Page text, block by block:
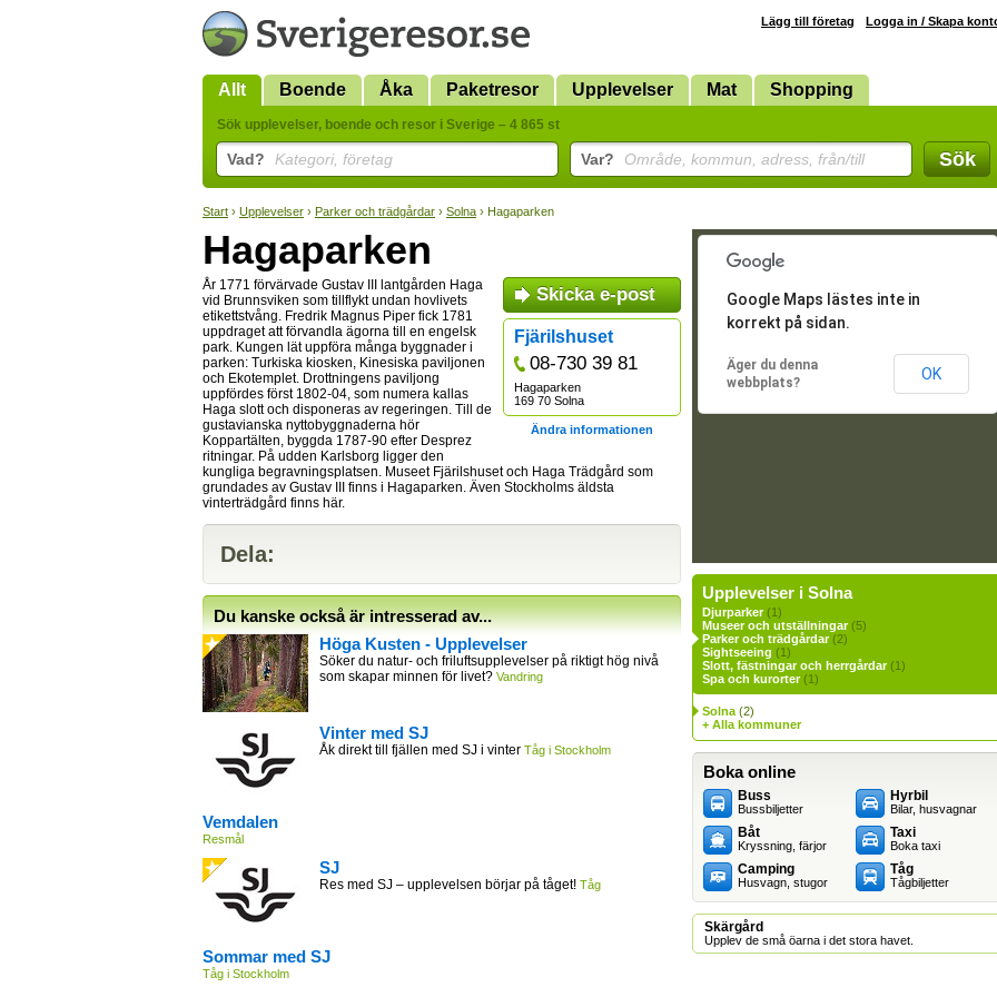
Lägg till företag Logga in / Skapa
Allt Boende Åka Paketresor Upplevelser Mat Shopping
Sök upplevelser, boende och resor i Sverige – 4 865 st
Vad? Kategori, företag Var? Område, kommun, adress, från/till Sök
Start › Upplevelser › Parker och trädgårdar › Solna › Hagaparken
Hagaparken
Skicka e-post
Fjärilshuset
08-730 39 81
Hagaparken
169 70 Solna
Ändra informationen
År 1771 förvärvade Gustav III lantgården Haga
vid Brunnsviken som tillflykt undan hovlivets
etikettstvång. Fredrik Magnus Piper fick 1781
uppdraget att förvandla ägorna till en engelsk
park. Kungen lät uppföra många byggnader i
parken: Turkiska kiosken, Kinesiska paviljonen
och Ekotemplet. Drottningens paviljong
uppfördes först 1802-04, som numera kallas
Haga slott och disponeras av regeringen. Till de
gustavianska nyttobyggnaderna hör
Koppartälten, byggda 1787-90 efter Desprez
ritningar. På udden Karlsborg ligger den
kungliga begravningsplatsen. Museet Fjärilshuset och Haga Trädgård som
grundades av Gustav III finns i Hagaparken. Även Stockholms äldsta
vinterträdgård finns här.
Dela:
Du kanske också är intresserad av...
Höga Kusten - Upplevelser
Söker du natur- och friluftsupplevelser på riktigt hög nivå
som skapar minnen för livet? Vandring
Vinter med SJ
Åk direkt till fjällen med SJ i vinter Tåg i Stockholm
Vemdalen
Resmål
SJ
Res med SJ – upplevelsen börjar på tåget! Tåg
Sommar med SJ
Tåg i Stockholm
Google Maps lästes inte in
korrekt på sidan.
Äger du denna
webbplats?
OK
Upplevelser i Solna
Djurparker(1)
Museer och utställningar(5)
Parker och trädgårdar(2)
Sightseeing (1)
Slott, fästningar och herrgårdar(1)
Spa och kurorter(1)
Solna (2)
+ Alla kommuner
Boka online
Buss
Bussbiljetter
Båt
Kryssning, färjor
Camping
Husvagn, stugor
Hyrbil
Bilar, husvagnar
Taxi
Boka taxi
Tåg
Tågbiljetter
Skärgård
Upplev de små öarna i det stora havet.